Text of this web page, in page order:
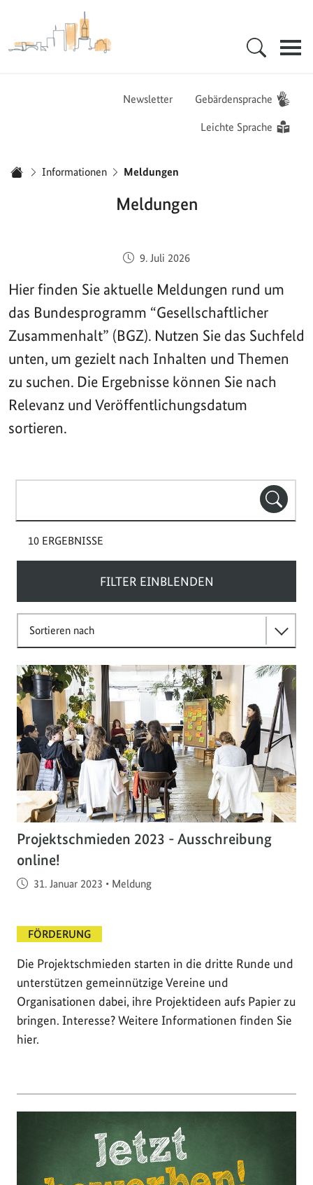
Zur Startseite - BGZ - Bundesamt für Migration und Flüchtlinge
Newsletter Gebärdensprache
Leichte Sprache
Informationen Meldungen
Meldungen
Veröffentlicht am:
9. Juli 2026
Hier finden Sie aktuelle Meldungen rund um
das Bundesprogramm “Gesellschaftlicher
Zusammenhalt” (BGZ). Nutzen Sie das Suchfeld
unten, um gezielt nach Inhalten und Themen
zu suchen. Die Ergebnisse können Sie nach
Relevanz und Veröffentlichungsdatum
sortieren.
10 ERGEBNISSE
FILTER EINBLENDEN
Sortieren nach
Projektschmieden 2023 - Ausschreibung
online!
Veröffentlicht am
31. Januar 2023 • Meldung
FÖRDERUNG
Die Projektschmieden starten in die dritte Runde und
unterstützen gemeinnützige Vereine und
Organisationen dabei, ihre Projektideen aufs Papier zu
bringen. Interesse? Weitere Informationen finden Sie
hier.